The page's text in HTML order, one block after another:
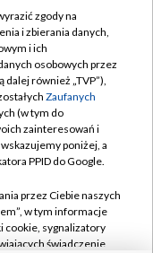
zgody na
i zbierania danych,
i ich
osobowych przez
dalej również „TVP”),
Zaufanych
(w tym do
zainteresowań i
poniżej, a
PPID do Google.
przez Ciebie naszych
w tym informacje
cookie, sygnalizatory
świadczenie